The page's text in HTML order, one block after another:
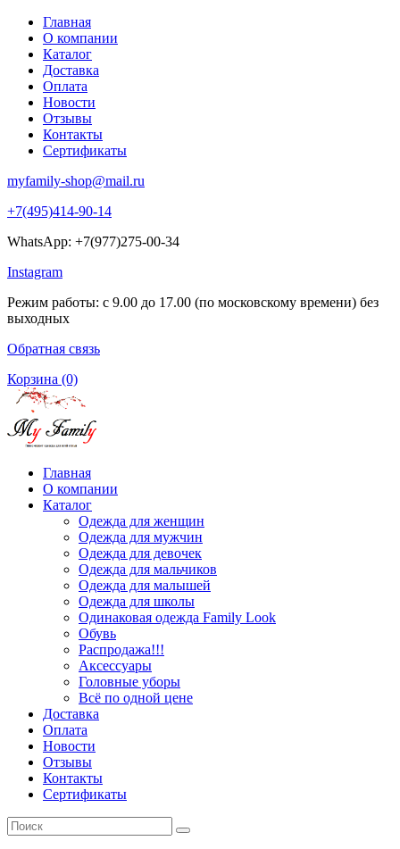
Главная
О компании
Каталог
Доставка
Оплата
Новости
Отзывы
Контакты
Сертификаты
myfamily-shop@mail.ru
+7(495)414-90-14
WhatsApp: +7(977)275-00-34
Instagram
Режим работы: с 9.00 до 17.00 (по московскому времени) без
выходных
Обратная связь
Корзина (0)
Главная
О компании
Каталог
Одежда для женщин
Одежда для мужчин
Одежда для девочек
Одежда для мальчиков
Одежда для малышей
Одежда для школы
Одинаковая одежда Family Look
Обувь
Распродажа!!!
Аксессуары
Головные уборы
Всё по одной цене
Доставка
Оплата
Новости
Отзывы
Контакты
Сертификаты